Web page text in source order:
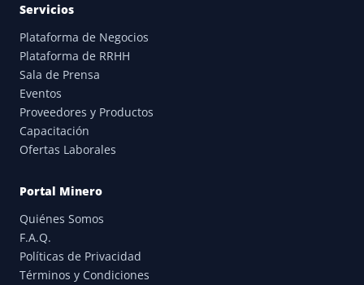
Servicios
Plataforma de Negocios
Plataforma de RRHH
Sala de Prensa
Eventos
Proveedores y Productos
Capacitación
Ofertas Laborales
Portal Minero
Quiénes Somos
F.A.Q.
Políticas de Privacidad
Términos y Condiciones